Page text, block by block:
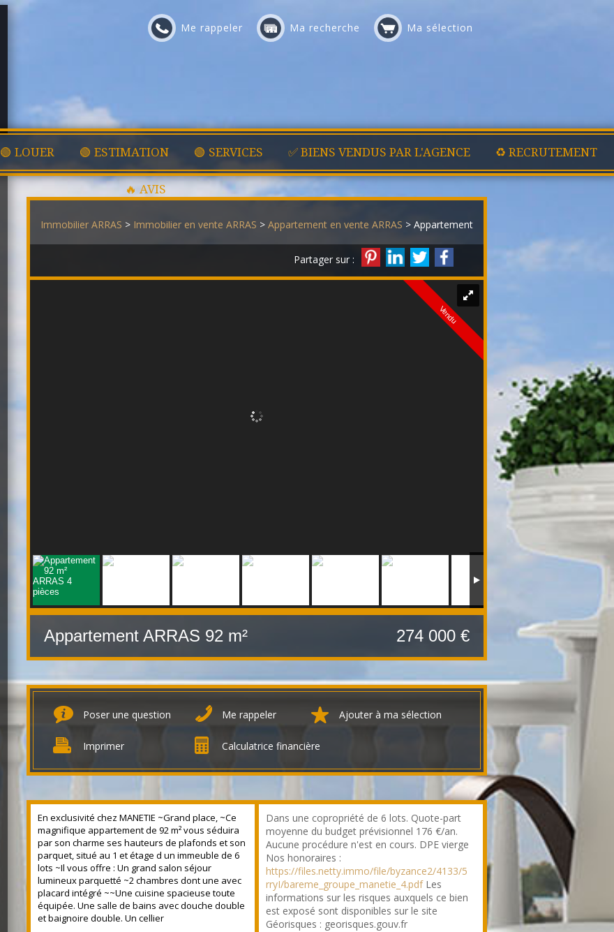
Me rappeler Ma recherche Ma sélection
🟢 LOUER 🟢 ESTIMATION 🟢 SERVICES ✅ BIENS VENDUS PAR L'AGENCE ♻️ RECRUTEMENT
🔥 AVIS
Immobilier ARRAS > Immobilier en vente ARRAS > Appartement en vente ARRAS > Appartement VA2112
Partager sur :
Vendu
Appartement ARRAS 92 m² 274 000 €
Poser une question Me rappeler Ajouter à ma sélection
Imprimer Calculatrice financière
En exclusivité chez MANETIE ~Grand place, ~Ce
magnifique appartement de 92 m² vous séduira
par son charme ses hauteurs de plafonds et son
parquet, situé au 1 et étage d un immeuble de 6
lots ~Il vous offre : Un grand salon séjour
lumineux parquetté ~2 chambres dont une avec
placard intégré ~~Une cuisine spacieuse toute
équipée. Une salle de bains avec douche double
et baignoire double. Un cellier
Dans une copropriété de 6 lots. Quote-part
moyenne du budget prévisionnel 176 €/an.
Aucune procédure n'est en cours. DPE vierge
Nos honoraires :
https://files.netty.immo/file/byzance2/4133/5
rryI/bareme_groupe_manetie_4.pdfLes
informations sur les risques auxquels ce bien
est exposé sont disponibles sur le site
Géorisques : georisques.gouv.fr